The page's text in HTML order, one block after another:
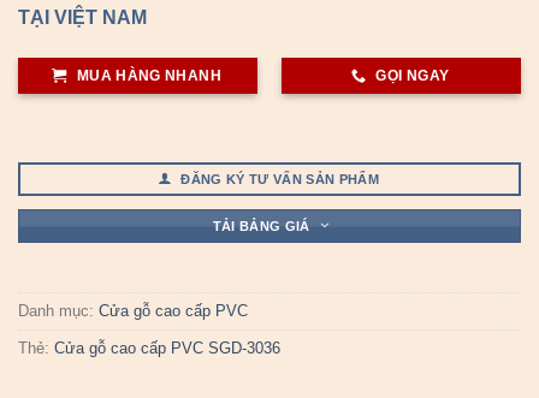
TẠI VIỆT NAM
MUA HÀNG NHANH GỌI NGAY
ĐĂNG KÝ TƯ VẤN SẢN PHẨM
TẢI BẢNG GIÁ
Danh mục: Cửa gỗ cao cấp PVC
Thẻ: Cửa gỗ cao cấp PVC SGD-3036